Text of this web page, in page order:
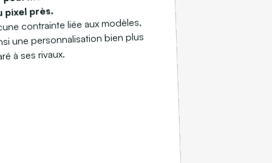
pixel près.
contrainte liée aux modèles,
une personnalisation bien plus
à ses rivaux.